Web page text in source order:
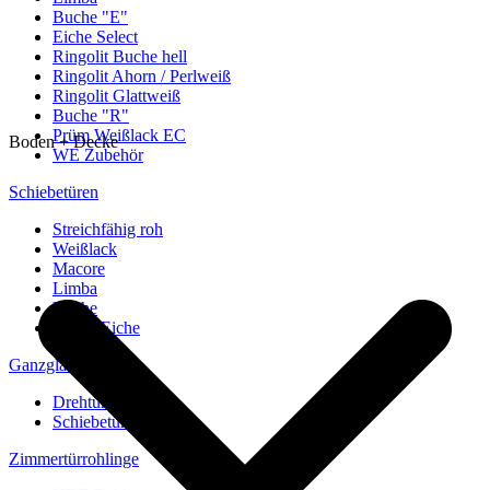
Buche "E"
Eiche Select
Ringolit Buche hell
Ringolit Ahorn / Perlweiß
Ringolit Glattweiß
Buche "R"
Prüm Weißlack EC
WE Zubehör
Schiebetüren
Streichfähig roh
Weißlack
Macore
Limba
Buche
europ. Eiche
Ganzglastüren
Drehtüren
Schiebetüren
Zimmertürrohlinge
Boden + Decke